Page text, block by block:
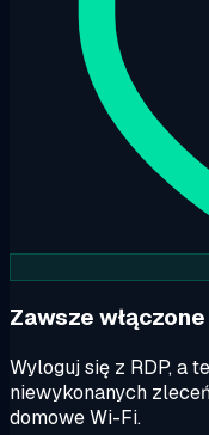
Zawsze włączone
Wyloguj się z RDP, a
niewykonanych
domowe Wi-Fi.